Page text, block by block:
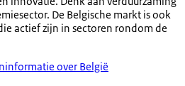
De Belgische markt is ook
actief zijn in sectoren rondom de
over België